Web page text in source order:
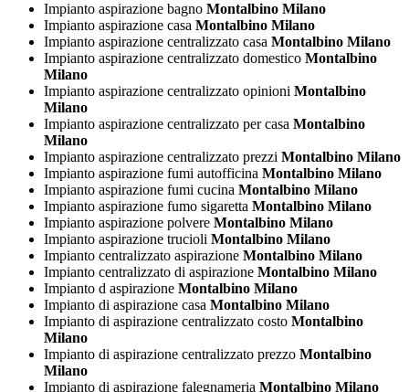
Impianto aspirazione bagno Montalbino Milano
Impianto aspirazione casa Montalbino Milano
Impianto aspirazione centralizzato casa Montalbino Milano
Impianto aspirazione centralizzato domestico Montalbino
Milano
Impianto aspirazione centralizzato opinioni Montalbino
Milano
Impianto aspirazione centralizzato per casa Montalbino
Milano
Impianto aspirazione centralizzato prezzi Montalbino Milano
Impianto aspirazione fumi autofficina Montalbino Milano
Impianto aspirazione fumi cucina Montalbino Milano
Impianto aspirazione fumo sigaretta Montalbino Milano
Impianto aspirazione polvere Montalbino Milano
Impianto aspirazione trucioli Montalbino Milano
Impianto centralizzato aspirazione Montalbino Milano
Impianto centralizzato di aspirazione Montalbino Milano
Impianto d aspirazione Montalbino Milano
Impianto di aspirazione casa Montalbino Milano
Impianto di aspirazione centralizzato costo Montalbino
Milano
Impianto di aspirazione centralizzato prezzo Montalbino
Milano
Impianto di aspirazione falegnameria Montalbino Milano